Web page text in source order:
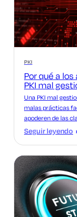
PKI
Por qué a
PKI mal
Una PKI mal
malas prácticas
apoderen de las
los puntos ciegos
Seguir leyendo